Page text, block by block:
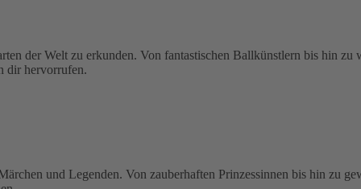
der Welt zu erkunden. Von fantastischen Ballkünstlern bis hin zu
dir hervorrufen.
und Legenden. Von zauberhaften Prinzessinnen bis hin zu